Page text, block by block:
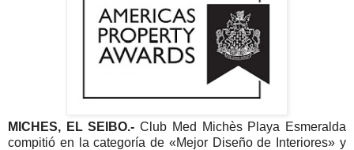
MICHES, EL SEIBO.-Club Med Michès Playa Esmeralda
compitió en la categoría de «Mejor Diseño de Interiores» y